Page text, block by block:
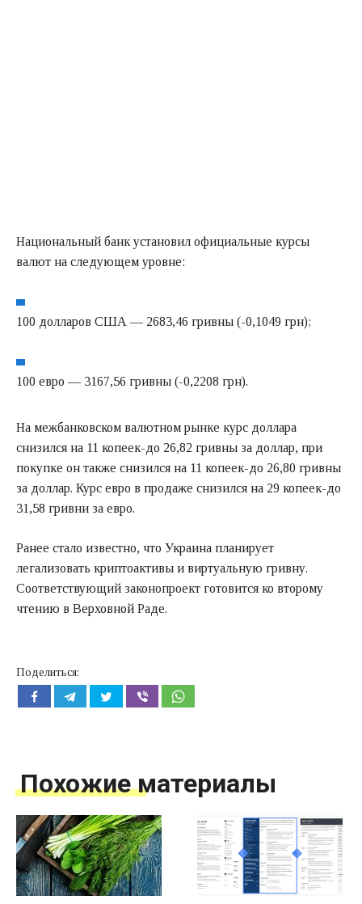
Национальный банк установил официальные курсы
валют на следующем уровне:
100 долларов США — 2683,46 гривны (-0,1049 грн);
100 евро — 3167,56 гривны (-0,2208 грн).
На межбанковском валютном рынке курс доллара
снизился на 11 копеек-до 26,82 гривны за доллар, при
покупке он также снизился на 11 копеек-до 26,80 гривны
за доллар. Курс евро в продаже снизился на 29 копеек-до
31,58 гривни за евро.
Ранее стало известно, что Украина планирует
легализовать криптоактивы и виртуальную гривну.
Соответствующий законопроект готовится ко второму
чтению в Верховной Раде.
Поделиться:
Похожие материалы